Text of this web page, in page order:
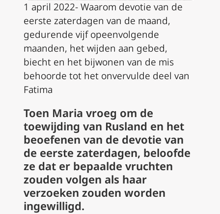
1 april 2022- Waarom devotie van de
eerste zaterdagen van de maand,
gedurende vijf opeenvolgende
maanden, het wijden aan gebed,
biecht en het bijwonen van de mis
behoorde tot het onvervulde deel van
Fatima
Toen Maria vroeg om de
toewijding van Rusland en het
beoefenen van de devotie van
de eerste zaterdagen, beloofde
ze dat er bepaalde vruchten
zouden volgen als haar
verzoeken zouden worden
ingewilligd.